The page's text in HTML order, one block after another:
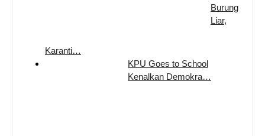
Burung
Liar,
Karanti…
KPU Goes to School
Kenalkan Demokra…